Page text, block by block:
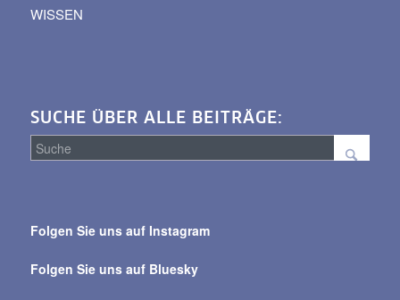
WISSEN
SUCHE ÜBER ALLE BEITRÄGE:
alle
Folgen Sie uns auf Instagram
Folgen Sie uns auf Bluesky